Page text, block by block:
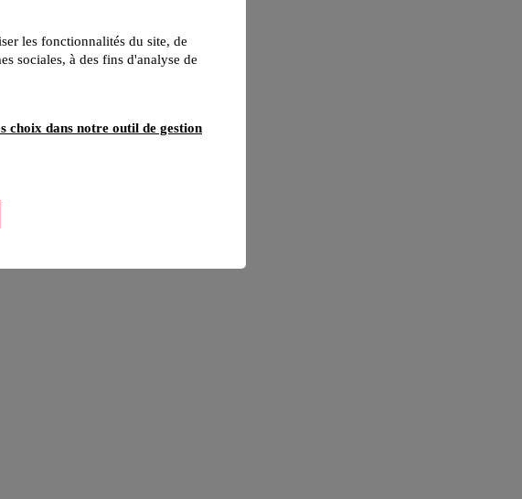
les fonctionnalités du site, de
sociales, à des fins d'analyse de
choix dans notre outil de gestion